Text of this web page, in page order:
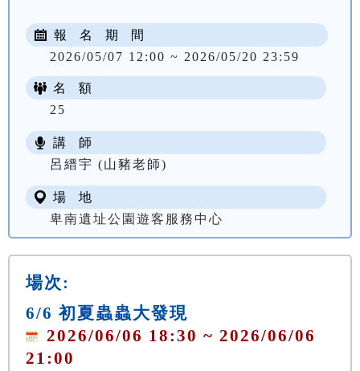
報 名 期 間
2026/05/07 12:00 ~ 2026/05/20 23:59
名 額
25
講 師
呂縉宇 (山豬老師)
場 地
卑南遺址公園遊客服務中心
場次:
6/6 初夏蟲蟲大發現
2026/06/06 18:30 ~ 2026/06/06
21:00